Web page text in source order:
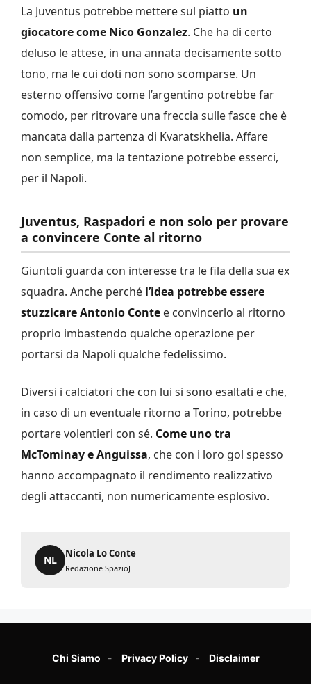
La Juventus potrebbe mettere sul piatto un
giocatore come Nico Gonzalez. Che ha di certo
deluso le attese, in una annata decisamente sotto
tono, ma le cui doti non sono scomparse. Un
esterno offensivo come l’argentino potrebbe far
comodo, per ritrovare una freccia sulle fasce che è
mancata dalla partenza di Kvaratskhelia. Affare
non semplice, ma la tentazione potrebbe esserci,
per il Napoli.
Juventus, Raspadori e non solo per provare
a convincere Conte al ritorno
Giuntoli guarda con interesse tra le fila della sua ex
squadra. Anche perché l’idea potrebbe essere
stuzzicare Antonio Conte e convincerlo al ritorno
proprio imbastendo qualche operazione per
portarsi da Napoli qualche fedelissimo.
Diversi i calciatori che con lui si sono esaltati e che,
in caso di un eventuale ritorno a Torino, potrebbe
portare volentieri con sé. Come uno tra
McTominay e Anguissa, che con i loro gol spesso
hanno accompagnato il rendimento realizzativo
degli attaccanti, non numericamente esplosivo.
NL
Nicola Lo Conte
Redazione SpazioJ
Chi Siamo Privacy Policy Disclaimer